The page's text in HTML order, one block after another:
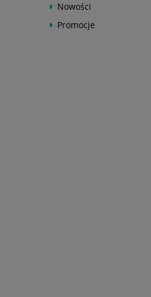
Nowości
Promocje